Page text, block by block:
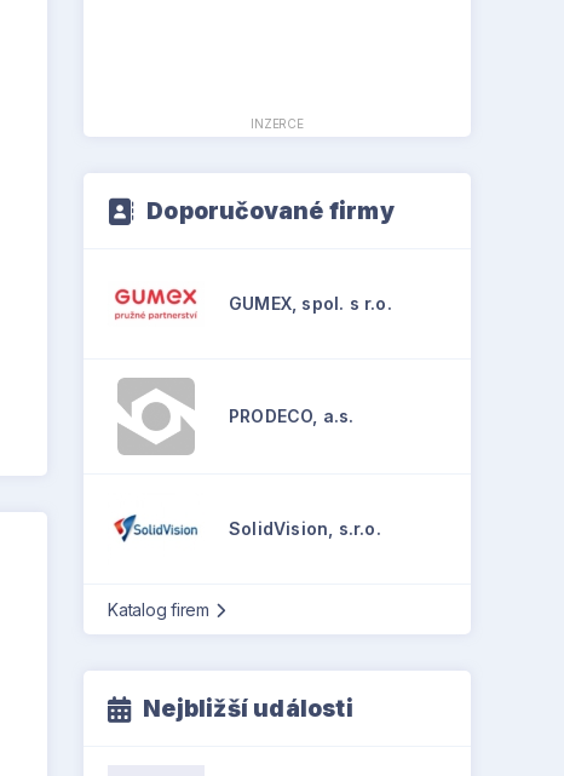
INZERCE
Doporučované firmy
GUMEX, spol. s r.o.
PRODECO, a.s.
SolidVision, s.r.o.
Katalog firem
Nejbližší události